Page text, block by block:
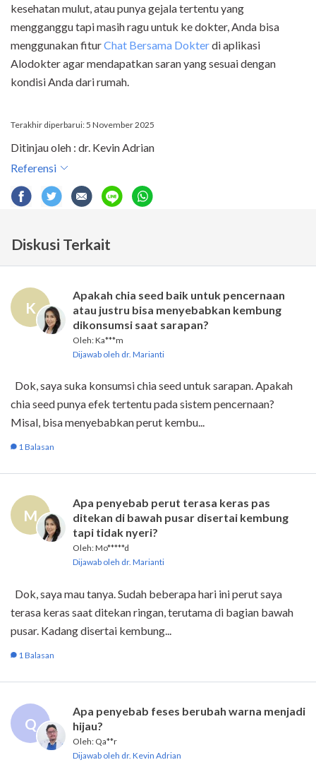
kesehatan mulut, atau punya gejala tertentu yang
mengganggu tapi masih ragu untuk ke dokter, Anda bisa
menggunakan fiturChat Bersama Dokterdi aplikasi
Alodokter agar mendapatkan saran yang sesuai dengan
kondisi Anda dari rumah.
Terakhir diperbarui: 5 November 2025